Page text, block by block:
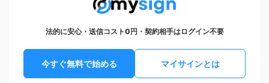
法的に安心・送信コスト0円・契約相手はログイン不要
今すぐ無料で始める マイサインとは